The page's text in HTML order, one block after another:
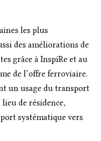
les plus
des améliorations de
grâce à InspiRe et au
de l’offre ferroviaire.
un usage du transport
de résidence,
systématique vers